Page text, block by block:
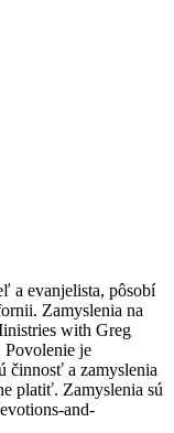
a evanjelista, pôsobí
Zamyslenia na
with Greg
je
činnosť a zamyslenia
platiť. Zamyslenia sú
and-